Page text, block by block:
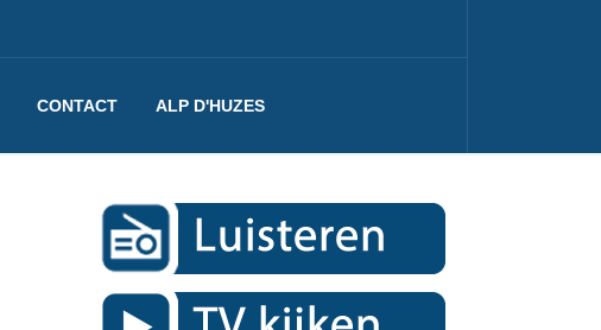
CONTACT ALP D'HUZES